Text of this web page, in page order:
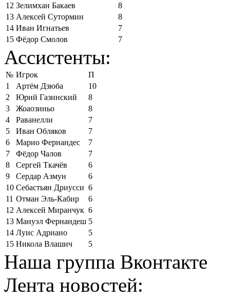
12 Зелимхан Бакаев
8
13 Алексей Сутормин
8
14 Иван Игнатьев
7
15 Фёдор Смолов 7
Ассистенты:
№ Игрок
П
1
Артём Дзюба
10
2
Юрий Газинский
8
3
Жоаозиньо
8
4
Раванелли
7
5
Иван Обляков
7
6
Марио Фернандес
7
7
Фёдор Чалов
7
8
Сергей Ткачёв
6
9
Сердар Азмун
6
10 Себастьян Дриусси 6
11 Отман Эль-Кабир
6
12 Алексей Миранчук 6
13 Мануэл Фернандеш 5
14 Луис Адриано
5
15 Никола Влашич 5
Наша группа Вконтакте
Лента новостей: